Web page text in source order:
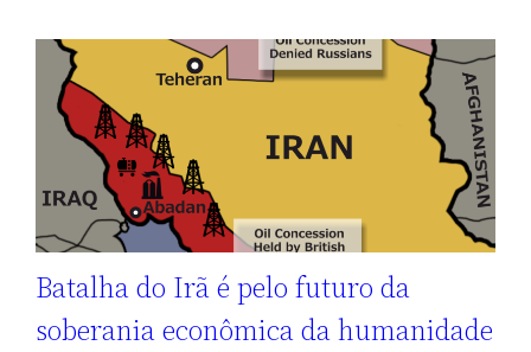
Batalha do Irã é pelo futuro da
soberania econômica da humanidade